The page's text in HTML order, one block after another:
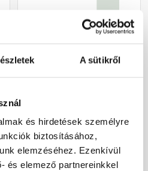
A sütikről
és hirdetések személyre
biztosításához,
elemzéséhez. Ezenkívül
és elemező partnereinkkel
vékonyvakolat, kapart 1,5
1 328 Ft / kg
Megnézem